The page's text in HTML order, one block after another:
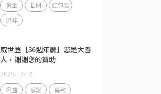
黃金
招財
紅包袋
過年
威世登【36週年慶】您是大善
人，謝謝您的贊助
2025-12-12
公益 感謝 募款